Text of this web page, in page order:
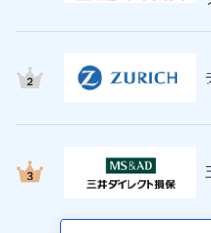
(https://
(https://
ins.com/)
三井ダイレクト損害保険株